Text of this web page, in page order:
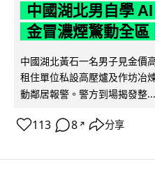
中國湖北男自學
金冒濃煙驚動全區
中國湖北黃石一名男子見金價
租住單位私設高壓爐及作坊冶
動鄰居報警。警方到場揭發整...
113 8 ↗ 分享